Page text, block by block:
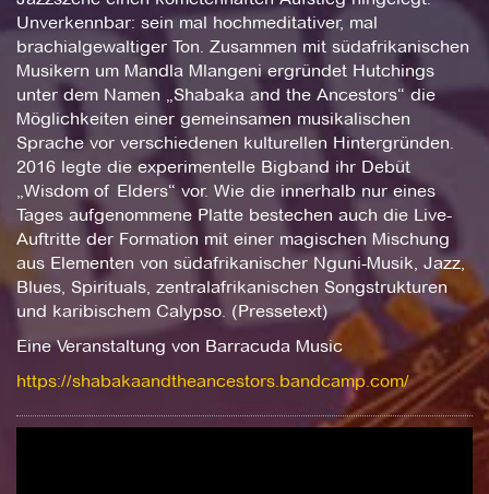
Unverkennbar: sein mal hochmeditativer, mal
brachialgewaltiger Ton. Zusammen mit südafrikanischen
Musikern um Mandla Mlangeni ergründet Hutchings
unter dem Namen „Shabaka and the Ancestors“ die
Möglichkeiten einer gemeinsamen musikalischen
Sprache vor verschiedenen kulturellen Hintergründen.
2016 legte die experimentelle Bigband ihr Debüt
„Wisdom of Elders“ vor. Wie die innerhalb nur eines
Tages aufgenommene Platte bestechen auch die Live-
Auftritte der Formation mit einer magischen Mischung
aus Elementen von südafrikanischer Nguni-Musik, Jazz,
Blues, Spirituals, zentralafrikanischen Songstrukturen
und karibischem Calypso. (Pressetext)
Eine Veranstaltung von Barracuda Music
https://shabakaandtheancestors.bandcamp.com/